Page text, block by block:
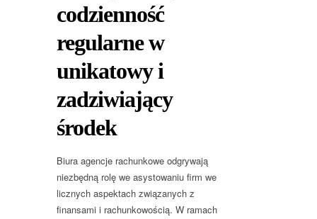
codzienność
regularne w
unikatowy i
zadziwiający
środek
Biura agencje rachunkowe odgrywają
niezbędną rolę we asystowaniu firm we
licznych aspektach związanych z
finansami i rachunkowością. W ramach